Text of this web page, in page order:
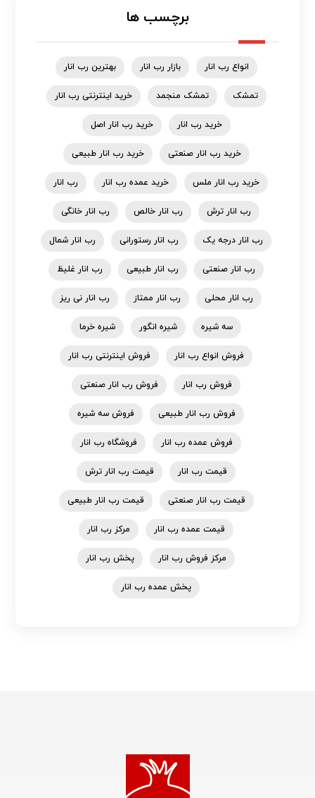
برچسب ها
انواع رب انار بازار رب انار بهترین رب انار
تمشک تمشک منجمد خرید اینترنتی رب انار
خرید رب انار خرید رب انار اصل
خرید رب انار صنعتی خرید رب انار طبیعی
خرید رب انار ملس خرید عمده رب انار رب انار
رب انار ترش رب انار خالص رب انار خانگی
رب انار درجه یک رب انار رستورانی رب انار شمال
رب انار صنعتی رب انار طبیعی رب انار غلیظ
رب انار محلی رب انار ممتاز رب انار نی ریز
سه شیره شیره انگور شیره خرما
فروش انواع رب انار فروش اینترنتی رب انار
فروش رب انار فروش رب انار صنعتی
فروش رب انار طبیعی فروش سه شیره
فروش عمده رب انار فروشگاه رب انار
قیمت رب انار قیمت رب انار ترش
قیمت رب انار صنعتی قیمت رب انار طبیعی
قیمت عمده رب انار مرکز رب انار
مرکز فروش رب انار پخش رب انار
پخش عمده رب انار